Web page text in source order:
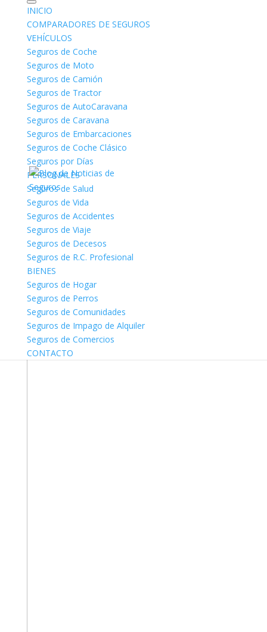
INICIO
COMPARADORES DE SEGUROS
VEHÍCULOS
Seguros de Coche
Seguros de Moto
Seguros de Camión
Seguros de Tractor
Seguros de AutoCaravana
Seguros de Caravana
Seguros de Embarcaciones
Seguros de Coche Clásico
Seguros por Días
PERSONALES
Seguros de Salud
Seguros de Vida
Seguros de Accidentes
Seguros de Viaje
Seguros de Decesos
Seguros de R.C. Profesional
BIENES
Seguros de Hogar
Seguros de Perros
Seguros de Comunidades
Seguros de Impago de Alquiler
Seguros de Comercios
CONTACTO
Seguros de Decesos.
Seguros de Decesos